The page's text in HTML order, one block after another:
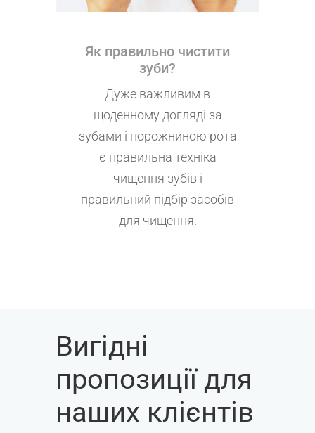
Як правильно чистити
зуби?
Дуже важливим в
щоденному догляді за
зубами і порожниною рота
є правильна техніка
чищення зубів і
правильний підбір засобів
для чищення.
Вигідні
пропозиції для
наших клієнтів